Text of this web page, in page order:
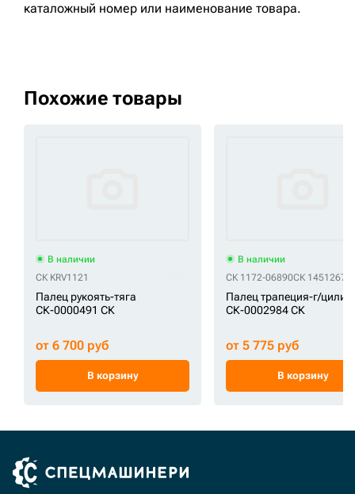
каталожный номер или наименование товара.
Похожие товары
В наличии
СК KRV1121
Палец рукоять-тяга
СК-0000491 СК
от 6 700 руб
В корзину
В наличии
СК 1172-06890СК 14512678
Палец трапеция-г/
СК-0002984 СК
от 5 775 руб
В корзину